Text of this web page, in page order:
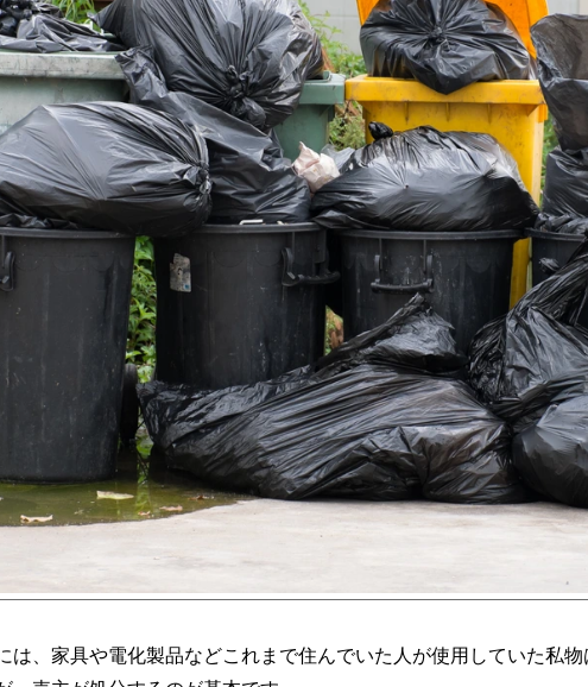
は、家具や電化製品などこれまで住んでいた人が使用していた私